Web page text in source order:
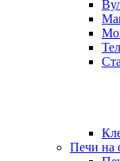
Печи на